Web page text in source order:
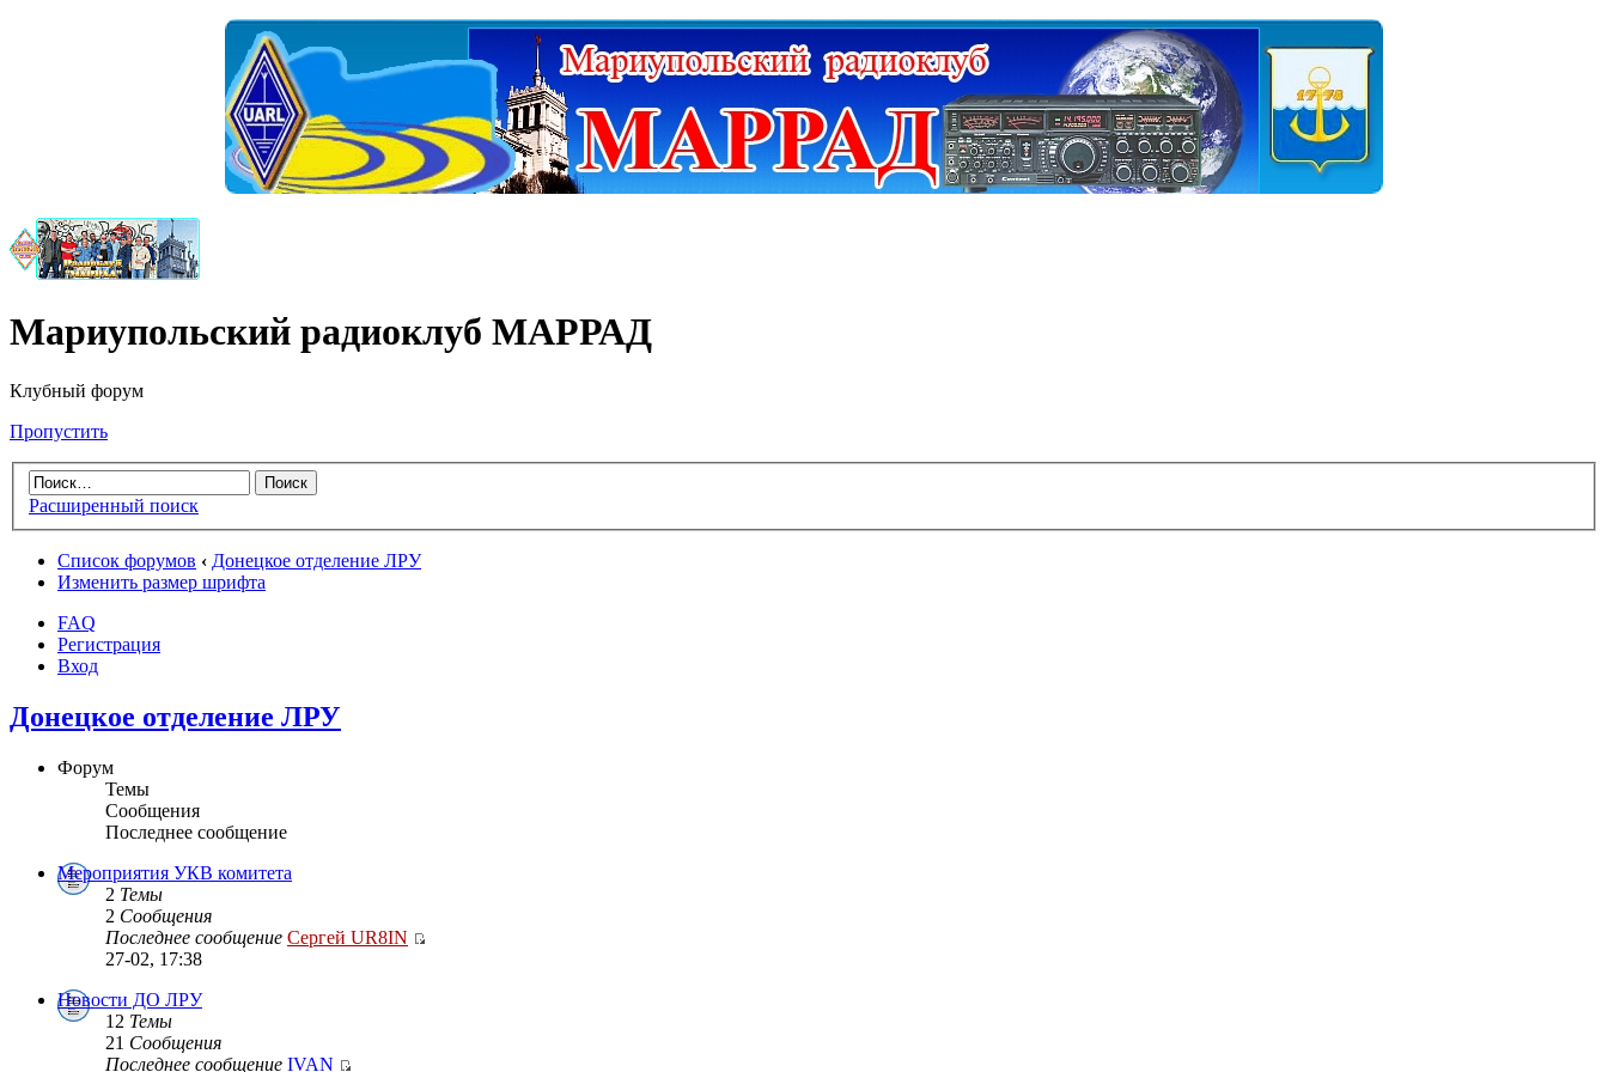
Мариупольский радиоклуб МАРРАД
Клубный форум
Пропустить
Расширенный поиск
Список форумов ‹ Донецкое отделение ЛРУ
Изменить размер шрифта
FAQ
Регистрация
Вход
Донецкое отделение ЛРУ
Форум
Темы
Сообщения
Последнее сообщение
Мероприятия УКВ комитета
2 Темы
2 Сообщения
Последнее сообщение Сергей UR8IN
27-02, 17:38
Новости ДО ЛРУ
12 Темы
21 Сообщения
Последнее сообщение IVAN